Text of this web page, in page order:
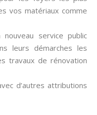
vos matériaux comme
service public
leurs démarches les
travaux de rénovation
d’autres attributions